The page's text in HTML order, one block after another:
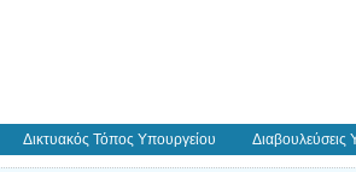
Δικτυακός Τόπος Υπουργείου Διαβουλεύσεις